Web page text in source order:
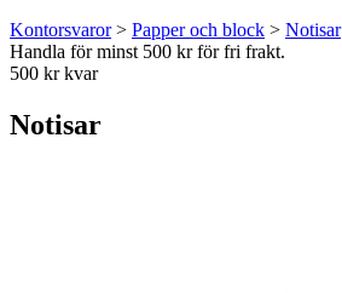
Kontorsvaror> Papper och block > Notisar
Handla för minst 500 kr för fri frakt.
500 kr kvar
Notisar